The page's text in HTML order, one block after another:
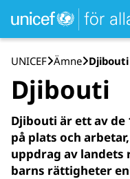
UNICEF Ämne Djibouti
Djibouti
Djibouti är ett av de
på plats och
uppdrag av
barns rättigheter